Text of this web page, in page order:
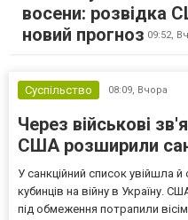
восени: розвідка
новий прогноз 09:52,
Суспільство 08:09, Вчора
Через військові
США розширили
У санкційний список увійшла
кубинців на війну в Україну.
під обмеження потрапили